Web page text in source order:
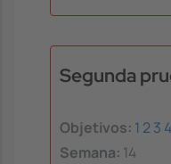
Segunda
Objetivos: 1 23 4
Semana: 14